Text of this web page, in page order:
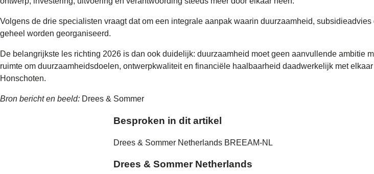
Volgens de drie specialisten vraagt dat om een integrale aanpak waarin duurzaamheid,
geheel worden georganiseerd.
De belangrijkste les richting 2026 is dan ook duidelijk: duurzaamheid moet geen aanvullende ambitie
ruimte om duurzaamheidsdoelen, ontwerpkwaliteit en financiële haalbaarheid daadwerkelijk met
Honschoten.
Bron bericht en beeld: Drees & Sommer
Besproken in dit artikel
Drees & Sommer Netherlands BREEAM-NL
Drees & Sommer Netherlands